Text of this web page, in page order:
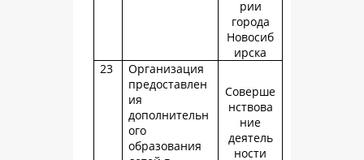
рии
города
Новосиб
ирска
23
Организация
предоставлен
ия
дополнительн
ого
образования
Соверше
нствова
ние
деятель
ности